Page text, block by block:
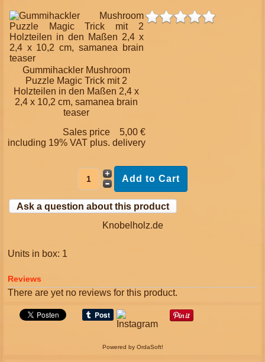
Gummihackler Mushroom
Puzzle Magic Trick mit 2
Holzteilen in den Maßen 2,4 x
2,4 x 10,2 cm, samanea brain
teaser
Sales price
5,00 €
including 19% VAT plus.delivery
Ask a question about this product
Knobelholz.de
Units in box: 1
Reviews
There are yet no reviews for this product.
Powered by OrdaSoft!